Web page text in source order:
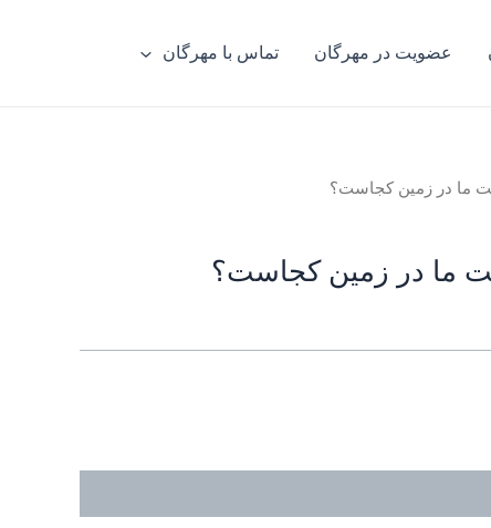
عضویت در مهرگان تماس با مهرگان
ما در زمین کجاست؟
ما در زمین کجاست؟